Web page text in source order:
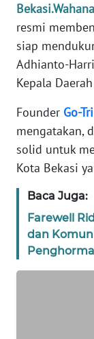
resmi
siap
Adhianto-
Kepala
Founder Go-Tri
mengatakan,
solid untuk
Kota Bekasi
Baca Juga:
Farewell
dan
MEDIA
SIBER
REDAKSI
DISCLAIMER
Wahana
News
Regional
WN
SUMUT